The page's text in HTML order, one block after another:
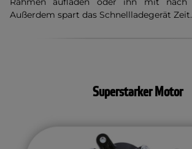
Außerdem spart das Schnellladegerät Zeit.
Superstarker Motor